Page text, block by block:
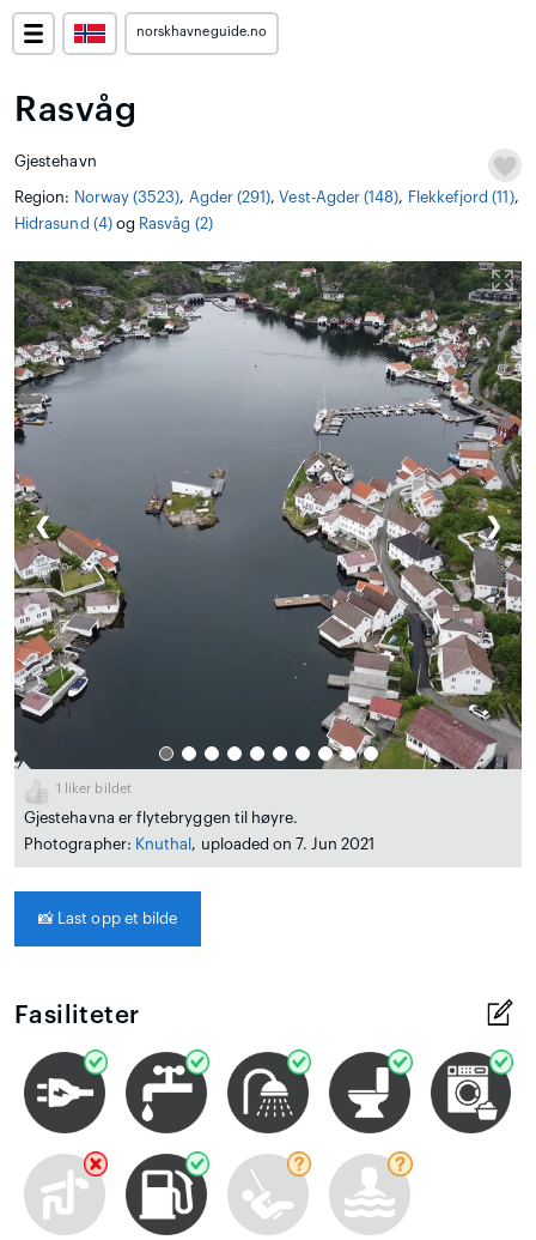
norskhavneguide.no
Rasvåg
Gjestehavn
Region: Norway (3523), Agder (291),Vest-Agder (148), Flekkefjord (11),
Hidrasund (4)og Rasvåg (2)
❮ ❯
1 liker bildet
Gjestehavna er flytebryggen til høyre.
Photographer: Knuthal , uploaded on 7. Jun 2021
📸 Last opp et bilde
Fasiliteter